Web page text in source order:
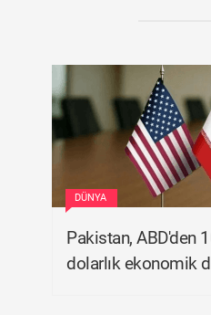
DÜNYA
Pakistan, ABD'den
dolarlık ekonomik